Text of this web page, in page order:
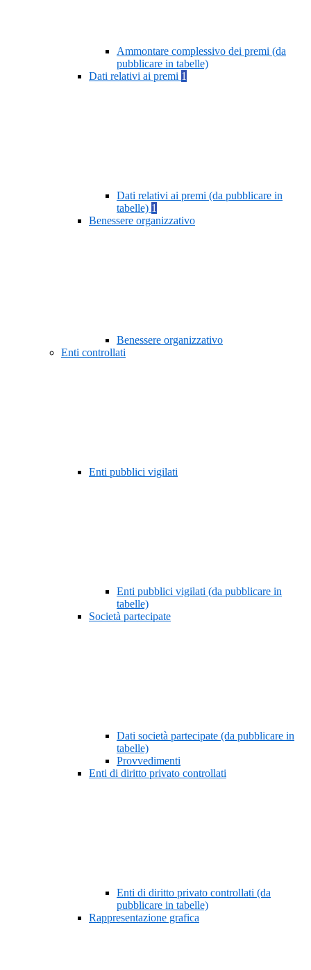
Ammontare complessivo dei premi (da
pubblicare in tabelle)
Dati relativi ai premi 1
Dati relativi ai premi (da pubblicare in
tabelle) 1
Benessere organizzativo
Benessere organizzativo
Enti controllati
Enti pubblici vigilati
Enti pubblici vigilati (da pubblicare in
tabelle)
Società partecipate
Dati società partecipate (da pubblicare in
tabelle)
Provvedimenti
Enti di diritto privato controllati
Enti di diritto privato controllati (da
pubblicare in tabelle)
Rappresentazione grafica